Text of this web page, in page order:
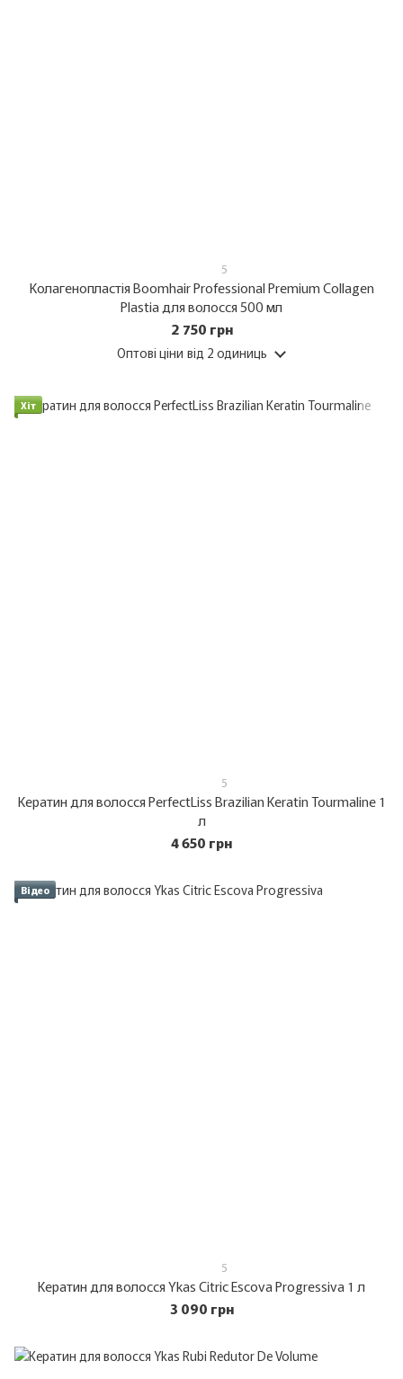
5
Колагенопластія Boomhair Professional Premium Collagen
Plastia для волосся 500 мл
2 750 грн
Оптові ціни від 2 одиниць
Хіт
5
Кератин для волосся PerfectLiss Brazilian Keratin Tourmaline 1
л
4 650 грн
Відео
5
Кератин для волосся Ykas Citric Escova Progressiva 1 л
3 090 грн